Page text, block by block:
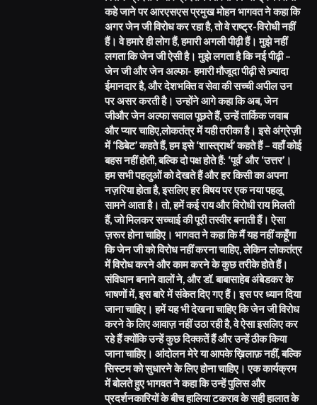
कहे जाने पर आरएसएस प्रमुख मोहन भागवत ने कहा कि
अगर जेन जी विरोध कर रहा है, तो वे राष्ट्र-विरोधी नहीं
हैं। वे हमारे ही लोग हैं, हमारी अगली पीढ़ी हैं। मुझे नहीं
लगता कि जेन जी ऐसी है। मुझे लगता है कि नई पीढ़ी –
जेन जी और जेन अल्फा- हमारी मौजूदा पीढ़ी से ज़्यादा
ईमानदार है, और देशभक्ति व सेवा की सच्ची अपील उन
पर असर करती है। उन्होंने आगे कहा कि अब, जेन
जीऔर जेन अल्फा सवाल पूछते हैं, उन्हें तार्किक जवाब
और प्यार चाहिए,लोकतंत्र में यही तरीका है। इसे अंग्रेज़ी
में ‘डिबेट’ कहते हैं, हम इसे ‘शास्त्रार्थ’ कहते हैं – वहाँ कोई
बहस नहीं होती, बल्कि दो पक्ष होते हैं: ‘पूर्व’ और ‘उत्तर’।
हम सभी पहलुओं को देखते हैं और हर किसी का अपना
नज़रिया होता है, इसलिए हर विषय पर एक नया पहलू
सामने आता है। तो, हमें कई राय और विरोधी राय मिलती
हैं, जो मिलकर सच्चाई की पूरी तस्वीर बनाती हैं। ऐसा
ज़रूर होना चाहिए। भागवत ने कहा कि मैं यह नहीं कहूँगा
कि जेन जी को विरोध नहीं करना चाहिए, लेकिन लोकतंत्र
में विरोध करने और काम करने के कुछ तरीके होते हैं।
संविधान बनाने वालों ने, और डॉ. बाबासाहेब अंबेडकर के
भाषणों में, इस बारे में संकेत दिए गए हैं। इस पर ध्यान दिया
जाना चाहिए। हमें यह भी देखना चाहिए कि जेन जी विरोध
करने के लिए आवाज़ नहीं उठा रही है, वे ऐसा इसलिए कर
रहे हैं क्योंकि उन्हें कुछ दिक्कतें हैं और उन्हें ठीक किया
जाना चाहिए। आंदोलन मेरे या आपके ख़िलाफ़ नहीं, बल्कि
सिस्टम को सुधारने के लिए होना चाहिए। एक कार्यक्रम
में बोलते हुए भागवत ने कहा कि उन्हें पुलिस और
प्रदर्शनकारियों के बीच हालिया टकराव के सही हालात के